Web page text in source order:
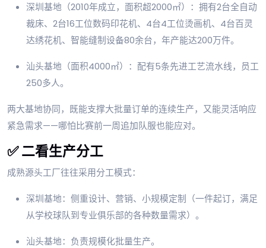
深圳基地（2010年成立，面积超2000㎡）：拥有2台全自动
裁床、2台16工位数码印花机、4台4工位烫画机、4台百灵
达绣花机、智能缝制设备80余台，年产能达200万件。
汕头基地（面积4000㎡）：配有5条先进工艺流水线，员工
250多人。
两大基地协同，既能支撑大批量订单的连续生产，又能灵活响应
紧急需求——哪怕比赛前一周追加队服也能应对。
✅ 二看生产分工
成熟源头工厂往往采用分工模式：
深圳基地：侧重设计、营销、小规模定制（一件起订，满足
从学校球队到专业俱乐部的各种数量需求）。
汕头基地：负责规模化批量生产。